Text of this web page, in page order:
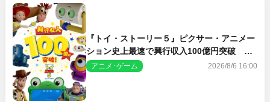
『トイ・ストーリー５』ピクサー・アニメー
ション史上最速で興行収入100億円突破 シ
リーズNo.1興収が目前
アニメ･ゲーム 2026/8/6 16:00